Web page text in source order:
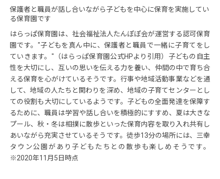
保護者と職員が話し合いながら子どもを中心に保育を実施してい
る保育園です
はらっぱ保育園は、社会福祉法人たんぽぽ会が運営する認可保育
園です。"子どもを真ん中に、保護者と職員で一緒に子育てをし
ていきます。"（はらっぱ保育園公式HPより引用）子どもの自主
性を大切にし、互いの思いを伝える力を養い、仲間の中で育ち合
える保育を心がけているそうです。行事や地域活動事業などを通
して、地域の人たちと関わりを深め、地域の子育てセンターとし
ての役割も大切にしているようです。子どもの全面発達を保障す
るために、職員は学習や話し合いを積極的にすすめ、夏は大きな
プール、秋・冬は相撲に散歩といった保育内容を取り入れ共有し
あいながら充実させているそうです。徒歩13分の場所には、三幸
タウン公園があり子どもたちとの散歩も楽しめそうです。
※2020年11月5日時点